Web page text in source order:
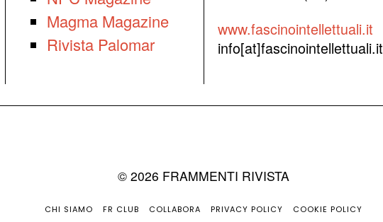
Magma Magazine
Rivista Palomar
www.fascinointellettuali.it
info[at]fascinointellettuali.it
© 2026 FRAMMENTI RIVISTA
CHI SIAMO FR CLUB COLLABORA PRIVACY POLICY COOKIE POLICY